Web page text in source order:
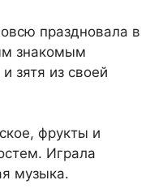
праздновала в
знакомым
зятя из своей
фрукты и
Играла
музыка.